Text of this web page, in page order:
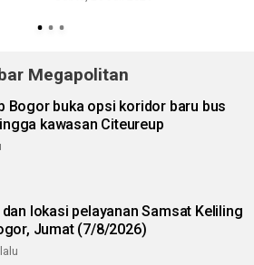
Megapolitan
Bogor buka opsi koridor baru bus
kawasan Citeureup
lokasi pelayanan Samsat Keliling
Jumat (7/8/2026)